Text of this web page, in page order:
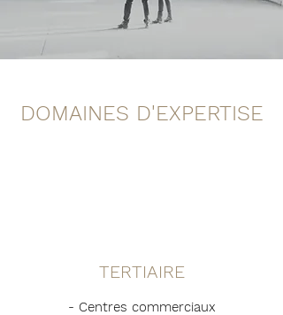
DOMAINES D'EXPERTISE
TERTIAIRE
- Centres commerciaux